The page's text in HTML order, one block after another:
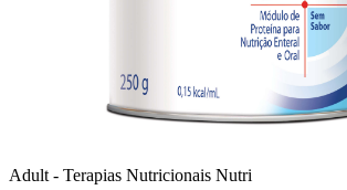
Adult - Terapias Nutricionais Nutri